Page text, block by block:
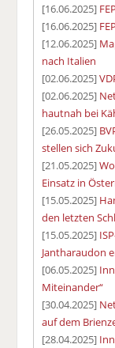
[16.06.2025]
[16.06.2025]
[12.06.2025]
nach Italien
[02.06.2025]
[02.06.2025]
hautnah bei
[26.05.2025]
stellen sich
[21.05.2025]
Einsatz in
[15.05.2025]
den letzten
[15.05.2025]
Jantharaudon
[06.05.2025]
Miteinander“
[30.04.2025]
auf dem
[28.04.2025]